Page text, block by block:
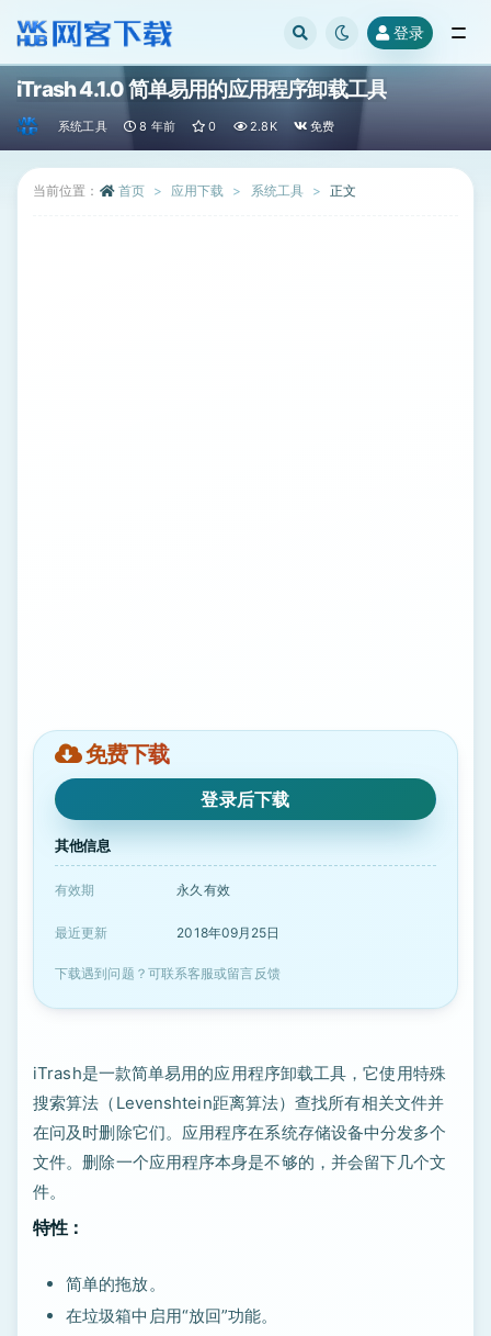
登录
iTrash 4.1.0 简单易用的应用程序卸载工具
系统工具 8 年前 0 2.8K 免费
当前位置： 首页 应用下载 系统工具 正文
免费下载
登录后下载
其他信息
有效期 永久有效
最近更新 2018年09月25日
下载遇到问题？可联系客服或留言反馈
iTrash是一款简单易用的应用程序卸载工具，它使用特殊
搜索算法（Levenshtein距离算法）查找所有相关文件并
在问及时删除它们。应用程序在系统存储设备中分发多个
文件。删除一个应用程序本身是不够的，并会留下几个文
件。
特性：
简单的拖放。
在垃圾箱中启用“放回”功能。
全部